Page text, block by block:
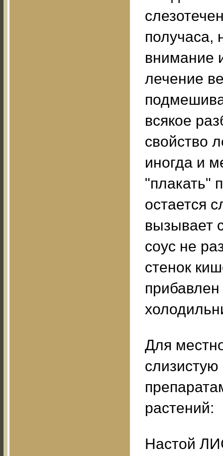
получаса,
внимание
лечение
всякое
свойство
иногда и
"плакать"
остается
вызывает
соус не
стенок
Для
растений:
Настой